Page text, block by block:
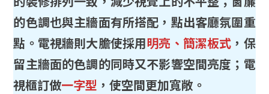
的色調也與主牆面有所搭配，點出客廳氛圍重
點。電視牆則大膽使採用明亮、簡潔板式 ，保
留主牆面的色調的同時又不影響空間亮度；電
視櫃訂做一字型 ，使空間更加寬敞。